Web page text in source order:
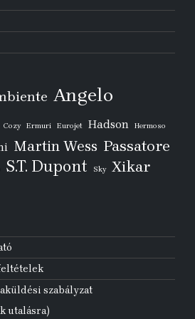
Angelo
Cozy Ermuri Eurojet Hadson Hermoso
Martin Wess Passatore
S.T. Dupont Sky Xikar
szabályzat
utalásra)